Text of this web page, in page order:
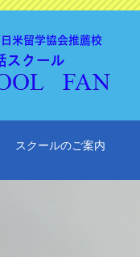
スクールのご案内